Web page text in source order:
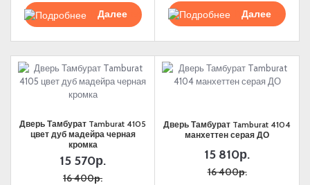
Подробнее Подробнее
Дверь Тамбурат Tamburat 4105
цвет дуб мадейра черная
кромка
15 570р.
16 400р.
Дверь Тамбурат Tamburat 4104
манхеттен серая ДО
15 810р.
16 400р.